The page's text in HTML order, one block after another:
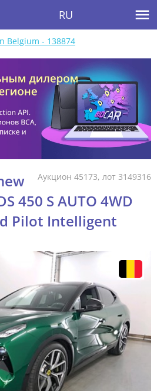
RU
Belgium - 138874
Аукцион 45173, лот 3149316
450 S AUTO 4WD
Pilot Intelligent